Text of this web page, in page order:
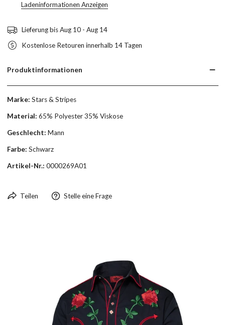
Ladeninformationen Anzeigen
Lieferung bisAug 10 - Aug 14
Kostenlose Retouren innerhalb 14 Tagen
Produktinformationen
Marke: Stars & Stripes
Material: 65% Polyester 35% Viskose
Geschlecht: Mann
Farbe: Schwarz
Artikel-Nr.: 0000269A01
Teilen Stelle eine Frage